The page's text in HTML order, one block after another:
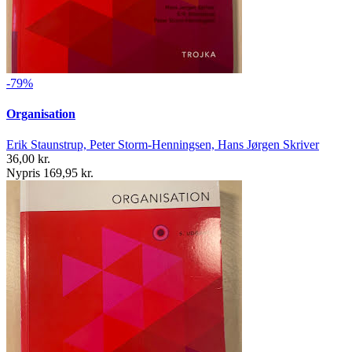
-79%
Organisation
Erik Staunstrup, Peter Storm-Henningsen, Hans Jørgen Skriver
36,00 kr.
Nypris 169,95 kr.